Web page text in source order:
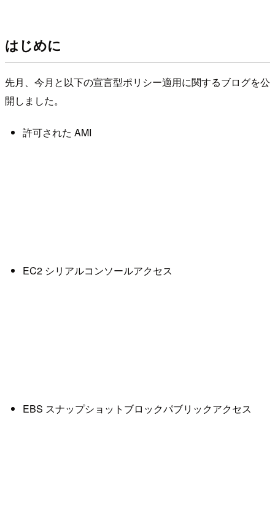
はじめに
先月、今月と以下の宣言型ポリシー適用に関するブログを公
開しました。
許可された AMI
EC2 シリアルコンソールアクセス
EBS スナップショットブロックパブリックアクセス